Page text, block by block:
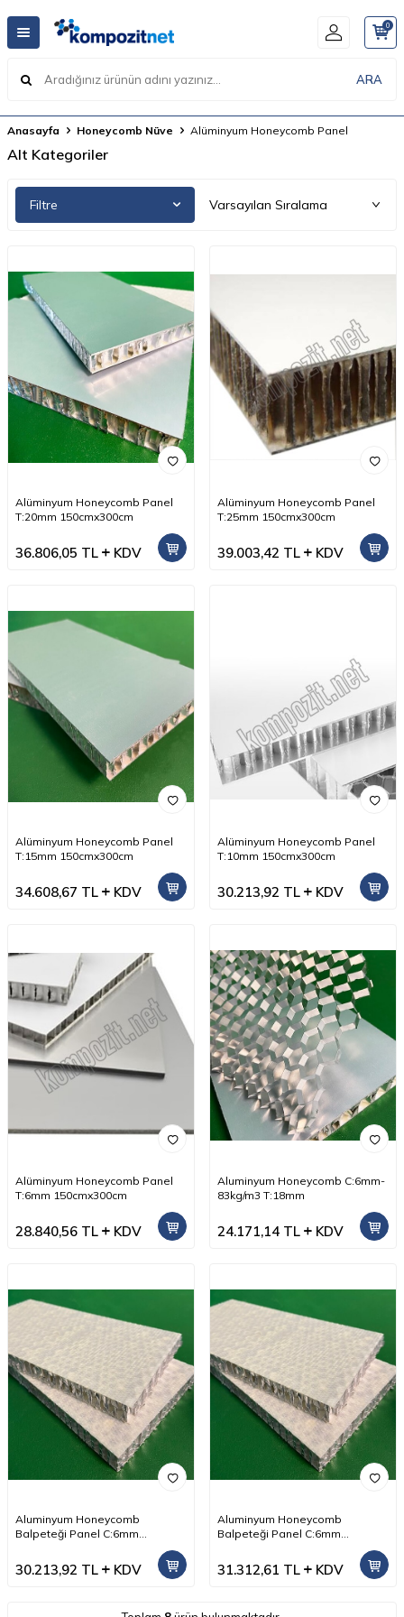
ARA
0
Anasayfa Honeycomb Nüve Alüminyum Honeycomb Panel
Alt Kategoriler
Filtre
Alüminyum Honeycomb Panel
T:20mm 150cmx300cm
36.806,05 TL KDV
Alüminyum Honeycomb Panel
T:25mm 150cmx300cm
39.003,42 TL KDV
Alüminyum Honeycomb Panel
T:15mm 150cmx300cm
34.608,67 TL KDV
Alüminyum Honeycomb Panel
T:10mm 150cmx300cm
30.213,92 TL KDV
Alüminyum Honeycomb Panel
T:6mm 150cmx300cm
28.840,56 TL KDV
Aluminyum Honeycomb C:6mm-
83kg/m3 T:18mm
24.171,14 TL KDV
Aluminyum Honeycomb
Balpeteği Panel C:6mm
300cm (FRP yuzey)
30.213,92 TL KDV
Aluminyum Honeycomb
Balpeteği Panel C:6mm
300cm (FRP yuzey)
31.312,61 TL KDV